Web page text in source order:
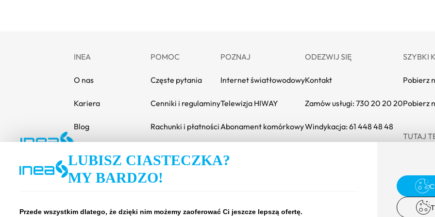
LUBISZ CIASTECZKA?
MY BARDZO!
Przede wszystkim dlatego, że dzięki nim możemy zaoferować Ci jeszcze lepszą ofertę.
INEA
O nas
Kariera
Blog
Zrównoważony rozwój
POMOC
Częste pytania
Cenniki i regulaminy
Rachunki i płatności
Dokumenty
POZNAJ
Internet światłowodowy
Telewizja HIWAY
Abonament komórkowy
ODEZWIJ SIĘ
Kontakt
Zamów usługi: 730 20 20 20
Windykacja: 61 448 48 48
SZYBKI
Pobierz
Pobierz
TUTAJ